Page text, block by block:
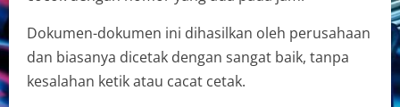
Dokumen-dokumen ini dihasilkan oleh perusahaan
dan biasanya dicetak dengan sangat baik, tanpa
kesalahan ketik atau cacat cetak.